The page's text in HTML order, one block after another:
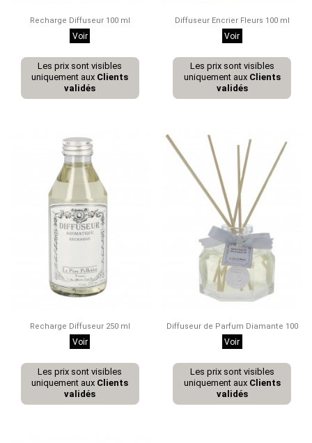
Recharge Diffuseur 100 ml
Voir
Les prix sont visibles
uniquement aux Clients
validés
Diffuseur Encrier Fleurs 100 ml
Voir
Les prix sont visibles
uniquement aux Clients
validés
Recharge Diffuseur 250 ml
Voir
Les prix sont visibles
uniquement aux Clients
validés
Diffuseur de Parfum Diamante 100
ml
Voir
Les prix sont visibles
uniquement aux Clients
validés